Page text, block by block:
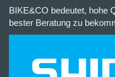
BIKE&CO bedeutet, hohe
bester Beratung zu